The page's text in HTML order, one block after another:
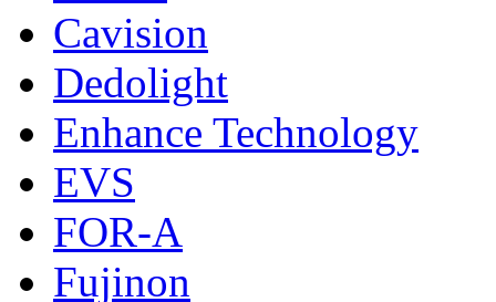
Cavision
Dedolight
Enhance Technology
EVS
FOR-A
Fujinon